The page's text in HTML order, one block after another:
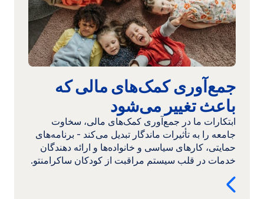
باعث
تغییر
می‌شود
جمع‌آوری کمک‌های مالی که
باعث تغییر می‌شود
ابتکارات ما در جمع‌آوری کمک‌های مالی، سخاوت
جامعه را به تأثیرات ماندگار تبدیل می‌کند - برنامه‌های
حمایتی، کارهای سیاسی و خانواده‌ها و ارائه دهندگان
خدمات در قلب سیستم مراقبت از کودکان ساکرامنتو.